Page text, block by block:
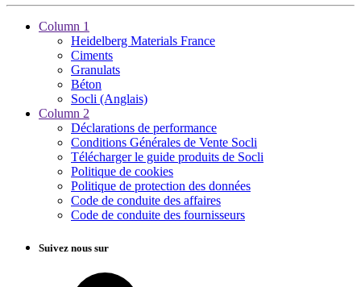
Column 1
Heidelberg Materials France
Ciments
Granulats
Béton
Socli (Anglais)
Column 2
Déclarations de performance
Conditions Générales de Vente Socli
Télécharger le guide produits de Socli
Politique de cookies
Politique de protection des données
Code de conduite des affaires
Code de conduite des fournisseurs
Suivez nous sur